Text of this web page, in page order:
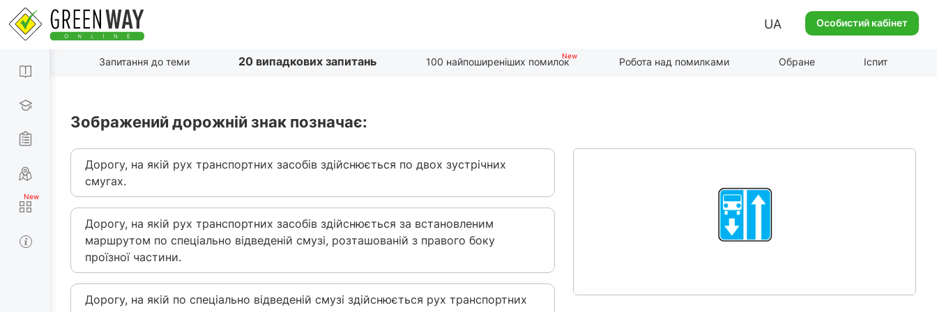
UA Особистий кабінет
Запитання до теми 20 випадкових запитань 100 найпоширеніших помилок Робота над помилками Обране Іспит
Зображений дорожній знак позначає:
Дорогу, на якій рух транспортних засобів здійснюється по двох зустрічних
смугах.
Дорогу, на якій рух транспортних засобів здійснюється за встановленим
маршрутом по спеціально відведеній смузі, розташованій з правого боку
проїзної частини.
Дорогу, на якій по спеціально відведеній смузі здійснюється рух транспортних